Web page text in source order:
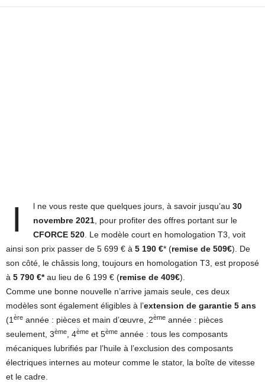
I l ne vous reste que quelques jours, à savoir jusqu’au 30
novembre 2021 , pour profiter des offres portant sur le
CFORCE 520 . Le modèle court en homologation T3, voit
ainsi son prix passer de 5 699 € à 5 190 €* (remise de 509€). De
son côté, le châssis long, toujours en homologation T3, est proposé
à 5 790 €*au lieu de 6 199 € (remise de 409€).
Comme une bonne nouvelle n’arrive jamais seule, ces deux
modèles sont également éligibles à l’extension de garantie 5 ans
(1 ère année : pièces et main d’œuvre, 2ème année : pièces
seulement, 3ème , 4ème et 5ème année : tous les composants
mécaniques lubrifiés par l’huile à l’exclusion des composants
électriques internes au moteur comme le stator, la boîte de vitesse
et le cadre.